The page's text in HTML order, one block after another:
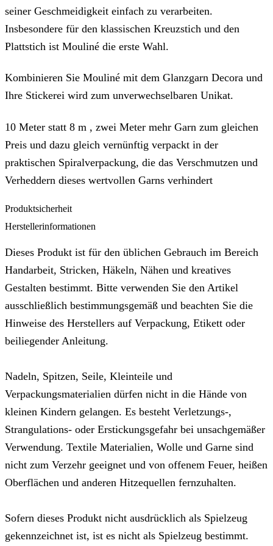
seiner Geschmeidigkeit einfach zu verarbeiten.
Insbesondere für den klassischen Kreuzstich und den
Plattstich ist Mouliné die erste Wahl.
Kombinieren Sie Mouliné mit dem Glanzgarn Decora und
Ihre Stickerei wird zum unverwechselbaren Unikat.
10 Meter statt 8 m , zwei Meter mehr Garn zum gleichen
Preis und dazu gleich vernünftig verpackt in der
praktischen Spiralverpackung, die das Verschmutzen und
Verheddern dieses wertvollen Garns verhindert
Produktsicherheit
Herstellerinformationen
Dieses Produkt ist für den üblichen Gebrauch im Bereich
Handarbeit, Stricken, Häkeln, Nähen und kreatives
Gestalten bestimmt. Bitte verwenden Sie den Artikel
ausschließlich bestimmungsgemäß und beachten Sie die
Hinweise des Herstellers auf Verpackung, Etikett oder
beiliegender Anleitung.
Nadeln, Spitzen, Seile, Kleinteile und
Verpackungsmaterialien dürfen nicht in die Hände von
kleinen Kindern gelangen. Es besteht Verletzungs-,
Strangulations- oder Erstickungsgefahr bei unsachgemäßer
Verwendung. Textile Materialien, Wolle und Garne sind
nicht zum Verzehr geeignet und von offenem Feuer, heißen
Oberflächen und anderen Hitzequellen fernzuhalten.
Sofern dieses Produkt nicht ausdrücklich als Spielzeug
gekennzeichnet ist, ist es nicht als Spielzeug bestimmt.